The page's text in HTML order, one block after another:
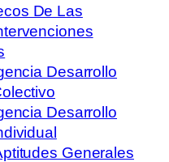
De Las
Desarrollo
Desarrollo
Generales